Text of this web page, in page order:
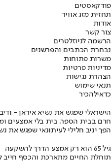
פודקאסטים
תחזית מזג אוויר
אודות
צור קשר
הרשמה לניוזלטרים
נבחרת הכתבים והפרשנים
משרות פתוחות
מדיניות פרטיות
הצהרת נגישות
תנאי שימוש
כדאילהכיר
הישראלי שפגש את נשיא איראן -
חרם בבית הספר, בית בלי אמצעים
הפך יניב חלילי לעיתונאי שפגש את
גיל 65 הוא רק אמצע הדרך להשקעה
תוחלת החיים מתארכת והכסף חייב